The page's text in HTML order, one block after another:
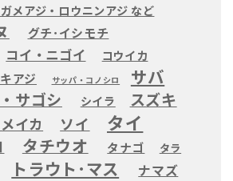
メアジ・ロウニンアジ など
グチ･イシモチ
コイ・ニゴイ コウイカ
アジ サッパ・コノシロ サバ
サゴシ シイラ スズキ
イカ ソイ タイ
タチウオ タナゴ
タラ
トラウト･マス ナマズ